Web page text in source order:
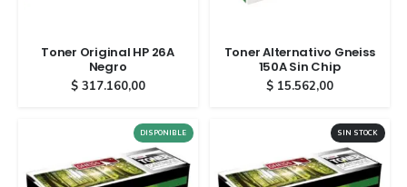
Toner Original HP 26A
Negro
$317.160,00
Toner Alternativo Gneiss
150A Sin Chip
$15.562,00
DISPONIBLE SIN STOCK